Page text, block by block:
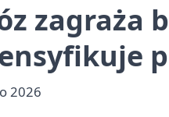
zagraża
2026